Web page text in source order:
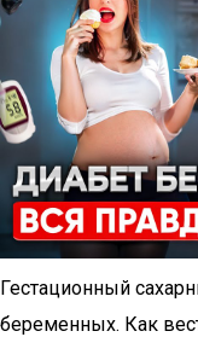
Гестационный
беременных. Как